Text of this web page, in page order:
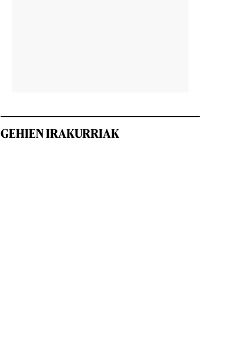
GEHIEN IRAKURRIAK